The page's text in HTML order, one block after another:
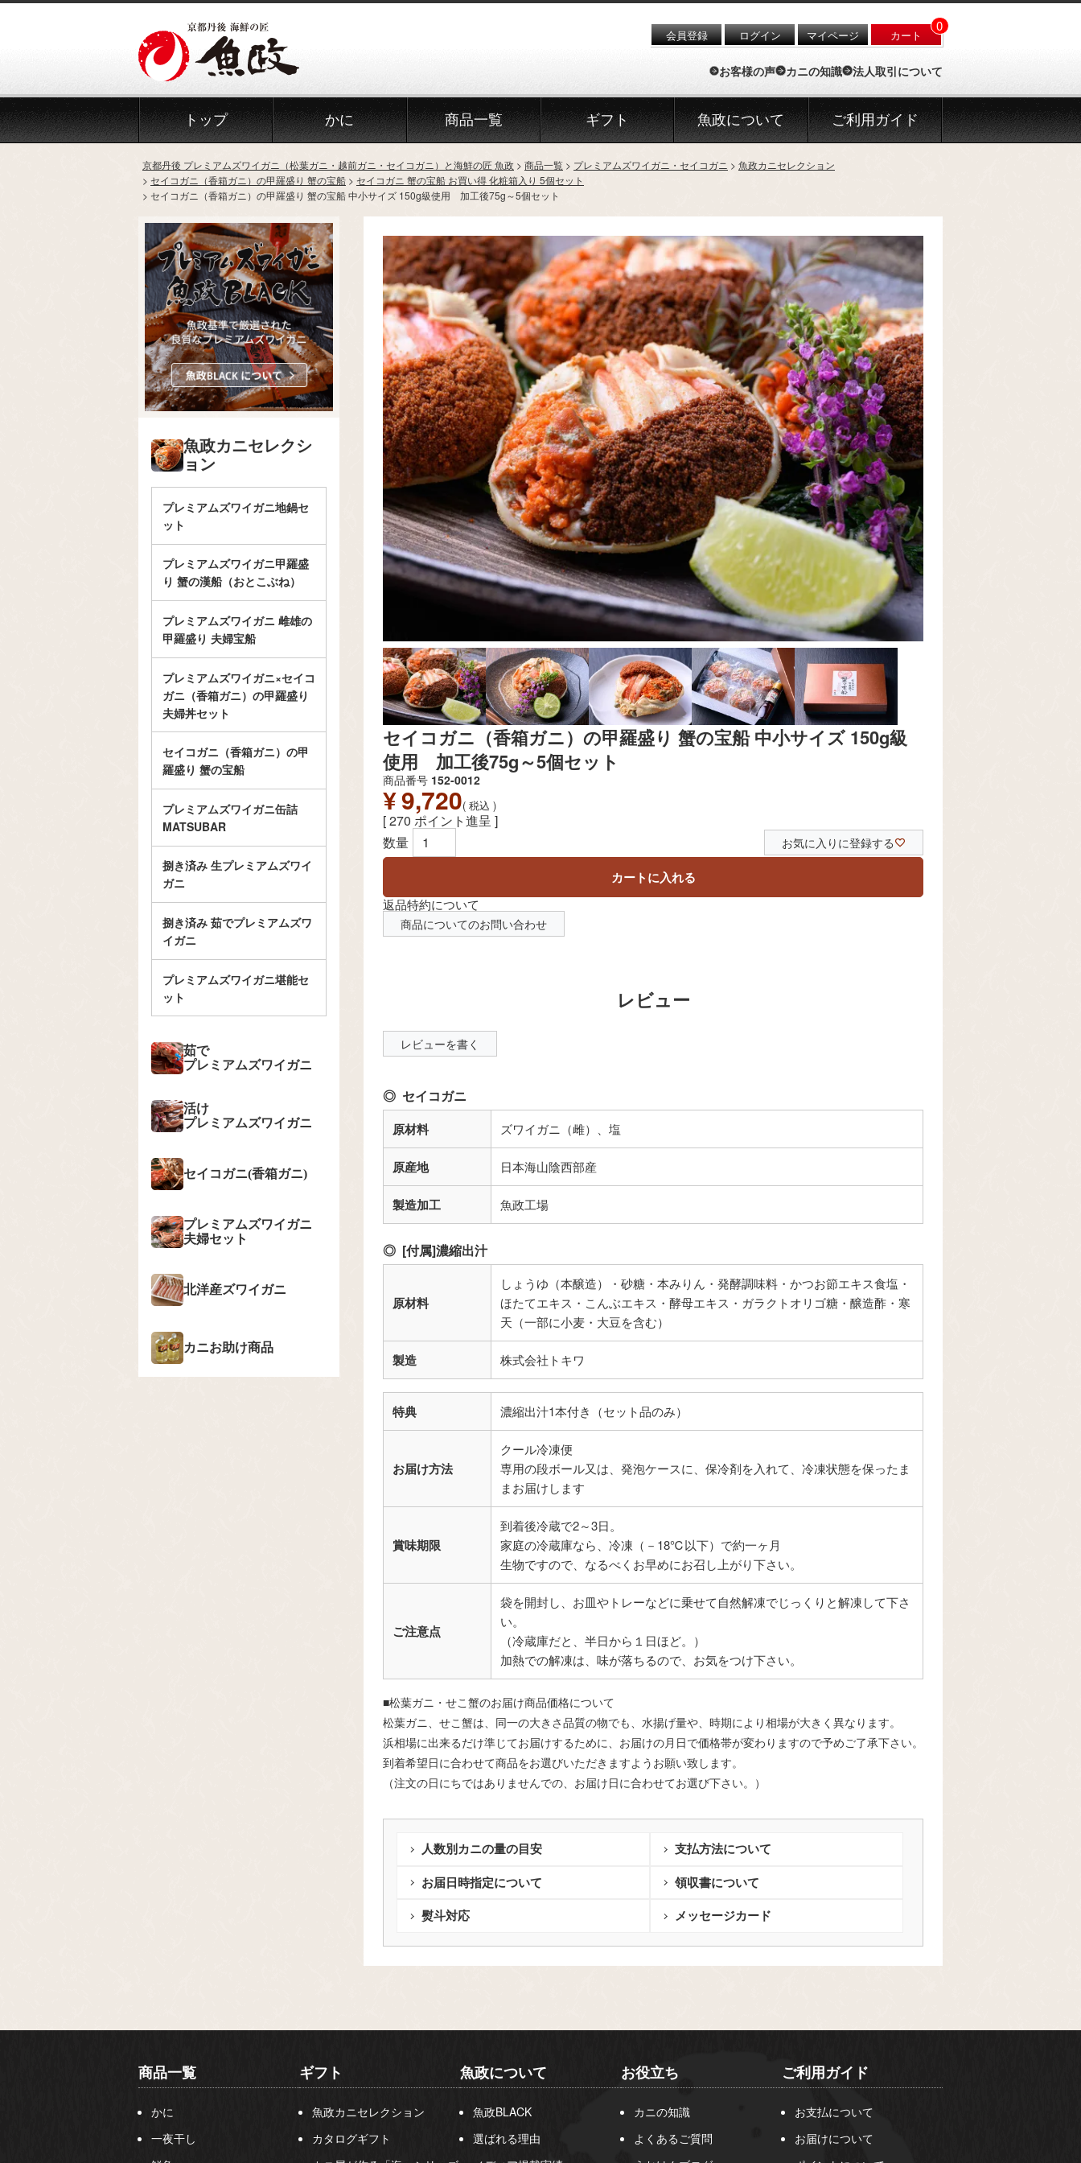
会員登録 ログイン マイページ カート
0
お客様の声 カニの知識 法人取引について
トップ かに 商品一覧 ギフト 魚政について ご利用ガイド
京都丹後 プレミアムズワイガニ（松葉ガニ・越前ガニ・セイコガニ）と海鮮の匠 魚政 商品一覧 プレミアムズワイガニ・セイコガニ
魚政カニセレクション
セイコガニ（香箱ガニ）の甲羅盛り 蟹の宝船
セイコガニ 蟹の宝船 お買い得 化粧箱入り 5個セット
セイコガニ（香箱ガニ）の甲羅盛り 蟹の宝船 中小サイズ 150g級使用 加工後75g～5個セット
魚政カニセレクシ
ョン
プレミアムズワイガニ地鍋セ
ット
プレミアムズワイガニ甲羅盛
り 蟹の漢船（おとこぶね）
プレミアムズワイガニ 雌雄の
甲羅盛り 夫婦宝船
プレミアムズワイガニ×セイコ
ガニ（香箱ガニ）の甲羅盛り
夫婦丼セット
セイコガニ（香箱ガニ）の甲
羅盛り 蟹の宝船
プレミアムズワイガニ缶詰
MATSUBAR
捌き済み 生プレミアムズワイ
ガニ
捌き済み 茹でプレミアムズワ
イガニ
プレミアムズワイガニ堪能セ
ット
茹で
プレミアムズワイガニ
活け
プレミアムズワイガニ
セイコガニ(香箱ガニ)
プレミアムズワイガニ
夫婦セット
北洋産ズワイガニ
カニお助け商品
セイコガニ（香箱ガニ）の甲羅盛り 蟹の宝船 中小サイズ 150g級
使用 加工後75g～5個セット
商品番号 152-0012
¥9,720 税込
[270 ポイント進呈 ]
お気に入りに登録する
カートに入れる
返品特約について
商品についてのお問い合わせ
レビューを書く
セイコガニ
原材料 ズワイガニ（雌）、塩
原産地 日本海山陰西部産
製造加工 魚政工場
[付属]濃縮出汁
原材料
しょうゆ（本醸造）・砂糖・本みりん・発酵調味料・かつお節エキス食塩・
ほたてエキス・こんぶエキス・酵母エキス・ガラクトオリゴ糖・醸造酢・寒
天（一部に小麦・大豆を含む）
製造 株式会社トキワ
特典 濃縮出汁1本付き（セット品のみ）
お届け方法
クール冷凍便
専用の段ボール又は、発泡ケースに、保冷剤を入れて、冷凍状態を保ったま
まお届けします
賞味期限
到着後冷蔵で2～3日。
家庭の冷蔵庫なら、冷凍（－18℃以下）で約一ヶ月
生物ですので、なるべくお早めにお召し上がり下さい。
ご注意点
袋を開封し、お皿やトレーなどに乗せて自然解凍でじっくりと解凍して下さ
い。
（冷蔵庫だと、半日から１日ほど。）
加熱での解凍は、味が落ちるので、お気をつけ下さい。
■松葉ガニ・せこ蟹のお届け商品価格について
松葉ガニ、せこ蟹は、同一の大きさ品質の物でも、水揚げ量や、時期により相場が大きく異なります。
浜相場に出来るだけ準じてお届けするために、お届けの月日で価格帯が変わりますので予めご了承下さい。
到着希望日に合わせて商品をお選びいただきますようお願い致します。
（注文の日にちではありませんでの、お届け日に合わせてお選び下さい。）
人数別カニの量の目安
支払方法について
お届日時指定について
領収書について
熨斗対応
メッセージカード
商品一覧
かに
一夜干し
ギフト
魚政カニセレクション
カタログギフト
魚政について
魚政BLACK
選ばれる理由
お役立ち
カニの知識
よくあるご質問
ご利用ガイド
お支払について
お届けについて